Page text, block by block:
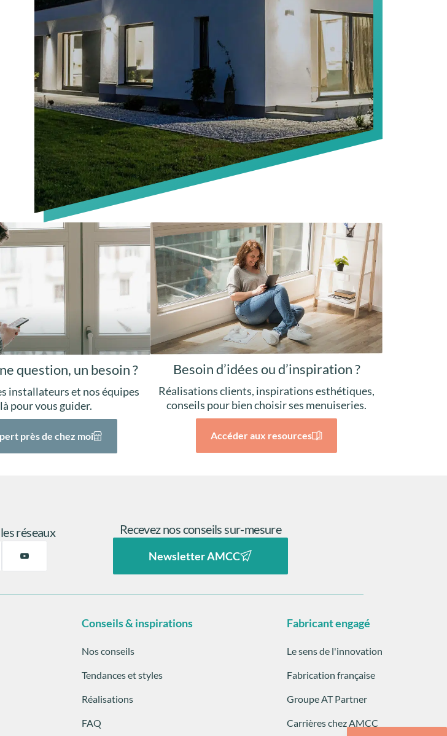
question, un besoin ?
installateurs et nos équipes
pour vous guider.
près de chez moi
Besoin d’idées ou d’inspiration ?
Réalisations clients, inspirations esthétiques,
conseils pour bien choisir ses menuiseries.
Accéder aux resources
réseaux Recevez nos conseils sur-mesure
Newsletter AMCC
Conseils & inspirations
Nos conseils
Tendances et styles
Réalisations
FAQ
Fabricant engagé
Le sens de l'innovation
Fabrication française
Groupe AT Partner
Carrières chez AMCC